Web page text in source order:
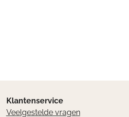
Klantenservice
Veelgestelde vragen